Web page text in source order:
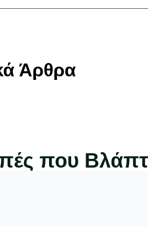
Άρθρα
που